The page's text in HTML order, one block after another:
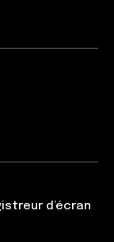
d’écran